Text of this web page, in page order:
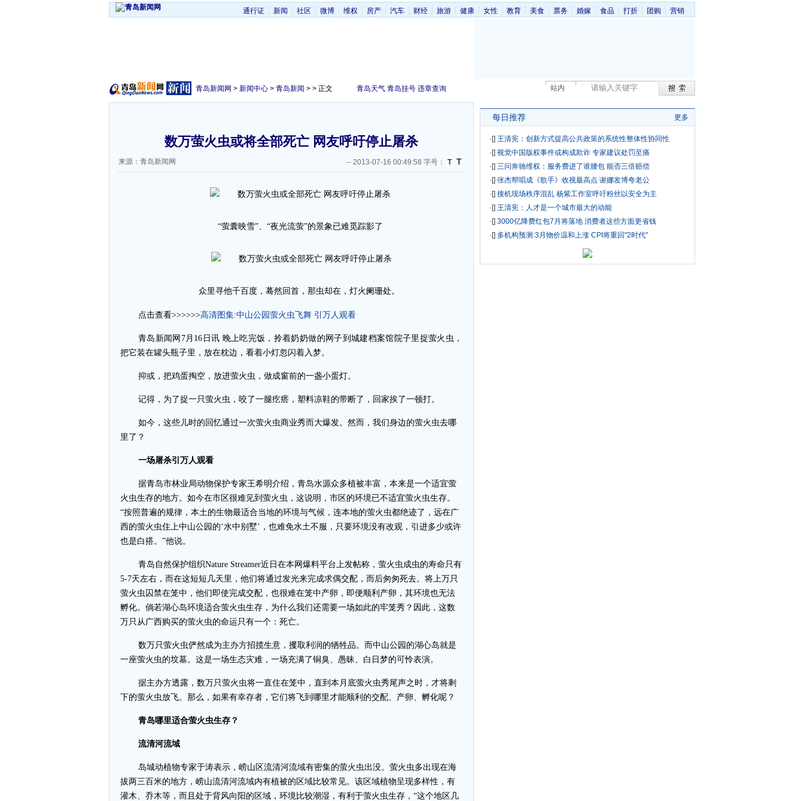
通行证 新闻 社区 微博 维权 房产 汽车 财经 旅游 健康 女性 教育 美食 票务 婚嫁 食品 打折 团购 营销
站内
青岛新闻网 > 新闻中心 > 青岛新闻 > > 正文 青岛天气 青岛挂号 违章查询
数万萤火虫或将全部死亡 网友呼吁停止屠杀
来源：青岛新闻网 -- 2013-07-16 00:49:58 字号： T T
“萤囊映雪”、“夜光流萤”的景象已难觅踪影了
众里寻他千百度，蓦然回首，那虫却在，灯火阑珊处。
点击查看>>>>>>高清图集:中山公园萤火虫飞舞 引万人观看
青岛新闻网7月16日讯 晚上吃完饭，拎着奶奶做的网子到城建档案馆院子里捉萤火虫，
把它装在罐头瓶子里，放在枕边，看着小灯忽闪着入梦。
抑或，把鸡蛋掏空，放进萤火虫，做成窗前的一盏小蛋灯。
记得，为了捉一只萤火虫，咬了一腿疙瘩，塑料凉鞋的带断了，回家挨了一顿打。
如今，这些儿时的回忆通过一次萤火虫商业秀而大爆发。然而，我们身边的萤火虫去哪
里了？
一场屠杀引万人观看
据青岛市林业局动物保护专家王希明介绍，青岛水源众多植被丰富，本来是一个适宜萤
火虫生存的地方。如今在市区很难见到萤火虫，这说明，市区的环境已不适宜萤火虫生存。
“按照普遍的规律，本土的生物最适合当地的环境与气候，连本地的萤火虫都绝迹了，远在广
西的萤火虫住上中山公园的‘水中别墅’，也难免水土不服，只要环境没有改观，引进多少或许
也是白搭。”他说。
青岛自然保护组织Nature Streamer近日在本网爆料平台上发帖称，萤火虫成虫的寿命只有
5-7天左右，而在这短短几天里，他们将通过发光来完成求偶交配，而后匆匆死去。将上万只
萤火虫囚禁在笼中，他们即使完成交配，也很难在笼中产卵，即便顺利产卵，其环境也无法
孵化。倘若湖心岛环境适合萤火虫生存，为什么我们还需要一场如此的牢笼秀？因此，这数
万只从广西购买的萤火虫的命运只有一个：死亡。
数万只萤火虫俨然成为主办方招揽生意，攫取利润的牺牲品。而中山公园的湖心岛就是
一座萤火虫的坟墓。这是一场生态灾难，一场充满了铜臭、愚昧、白日梦的可怜表演。
据主办方透露，数万只萤火虫将一直住在笼中，直到本月底萤火虫秀尾声之时，才将剩
下的萤火虫放飞。那么，如果有幸存者，它们将飞到哪里才能顺利的交配、产卵、孵化呢？
青岛哪里适合萤火虫生存？
流清河流域
岛城动植物专家于涛表示，崂山区流清河流域有密集的萤火虫出没。萤火虫多出现在海
拔两三百米的地方，崂山流清河流域内有植被的区域比较常见。该区域植物呈现多样性，有
灌木、乔木等，而且处于背风向阳的区域，环境比较潮湿，有利于萤火虫生存，“这个地区几
每日推荐 更多
·[] 王清宪：创新方式提高公共政策的系统性整体性协同性
·[] 视觉中国版权事件或构成欺诈 专家建议处罚至痛
·[] 三问奔驰维权：服务费进了谁腰包 能否三倍赔偿
·[] 张杰帮唱成《歌手》收视最高点 谢娜发博夸老公
·[] 接机现场秩序混乱 杨紫工作室呼吁粉丝以安全为主
·[] 王清宪：人才是一个城市最大的动能
·[] 3000亿降费红包7月将落地 消费者这些方面更省钱
·[] 多机构预测:3月物价温和上涨 CPI将重回"2时代"